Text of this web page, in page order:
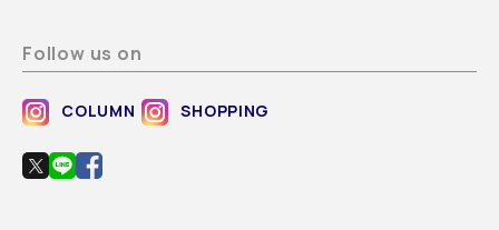
Follow us on
COLUMN SHOPPING